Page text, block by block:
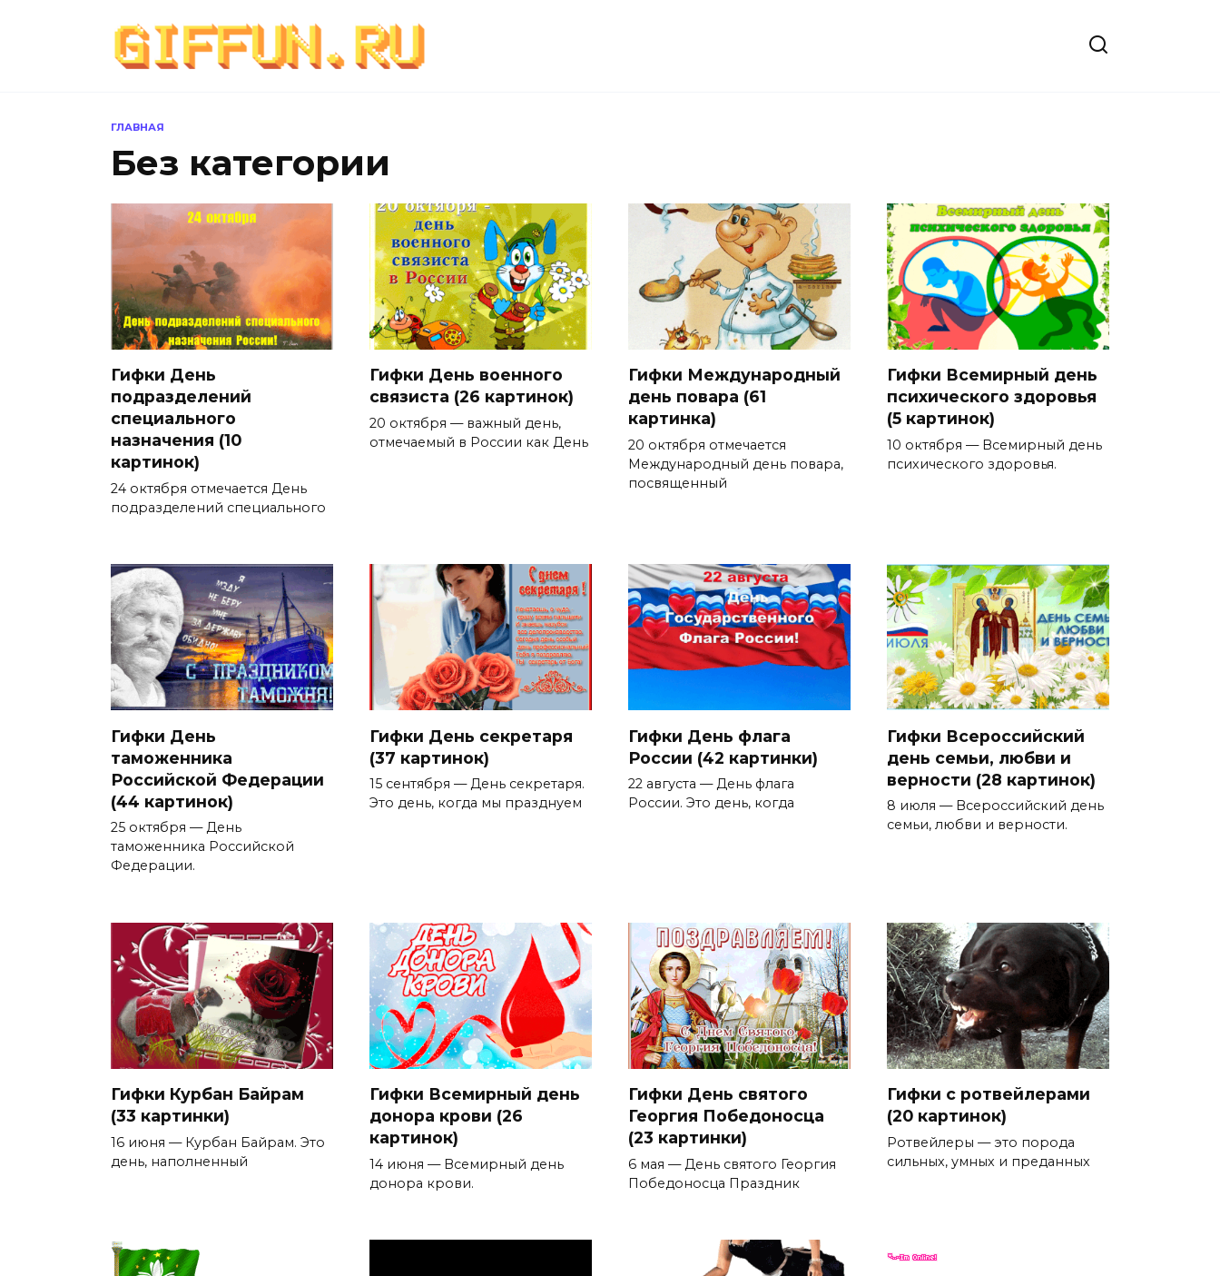
ГЛАВНАЯ
Без категории
Гифки День
подразделений
специального
назначения (10
картинок)
24 октября отмечается День
подразделений специального
Гифки День военного
связиста (26 картинок)
20 октября — важный день,
отмечаемый в России как День
Гифки Международный
день повара (61
картинка)
20 октября отмечается
Международный день повара,
посвященный
Гифки Всемирный день
психического здоровья
(5 картинок)
10 октября — Всемирный день
психического здоровья.
Гифки День
таможенника
Российской Федерации
(44 картинок)
25 октября — День
таможенника Российской
Федерации.
Гифки День секретаря
(37 картинок)
15 сентября — День секретаря.
Это день, когда мы празднуем
Гифки День флага
России (42 картинки)
22 августа — День флага
России. Это день, когда
Гифки Всероссийский
день семьи, любви и
верности (28 картинок)
8 июля — Всероссийский день
семьи, любви и верности.
Гифки Курбан Байрам
(33 картинки)
16 июня — Курбан Байрам. Это
день, наполненный
Гифки Всемирный день
донора крови (26
картинок)
14 июня — Всемирный день
донора крови.
Гифки День святого
Георгия Победоносца
(23 картинки)
6 мая — День святого Георгия
Победоносца Праздник
Гифки с ротвейлерами
(20 картинок)
Ротвейлеры — это порода
сильных, умных и преданных